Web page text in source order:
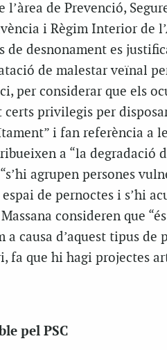
l’àrea de Prevenció,
i Règim Interior de
de desnonament es
de malestar veïnal
per considerar que els
privilegis per
i fan referència a
a “la degradació
agrupen persones
de pernoctes i s’hi
consideren que
a causa d’aquest tipus de
fa que hi hagi projectes
pel PSC